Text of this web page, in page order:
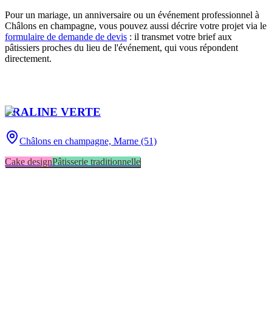
Pour un mariage, un anniversaire ou un événement professionnel à
Châlons en champagne, vous pouvez aussi décrire votre projet via le
formulaire de demande de devis : il transmet votre brief aux
pâtissiers proches du lieu de l'événement, qui vous répondent
directement.
PRALINE VERTE
Châlons en champagne, Marne (51)
Cake designPâtisserie traditionnelle